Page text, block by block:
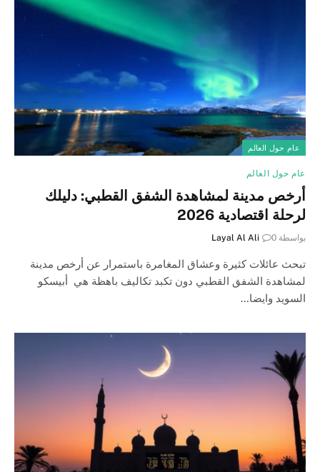
عام حول العالم
عام حول العالم
أرخص مدينة لمشاهدة الشفق القطبي: دليلك
لرحلة اقتصادية 2026
بواسطة Layal Al Ali 0
تبحث عائلات كثيرة وعشاق المغامرة باستمرار عن أرخص مدينة
لمشاهدة الشفق القطبي دون تكبد تكاليف باهظة هي أبيسكو
السويد وايضا…